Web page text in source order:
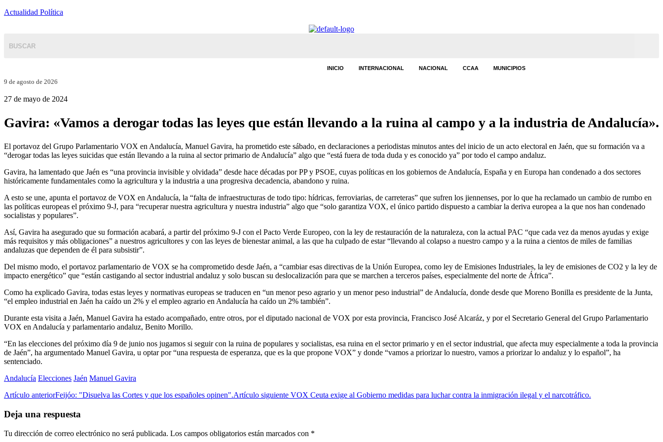
Actualidad Política
INICIO INTERNACIONAL NACIONAL CCAA MUNICIPIOS
9 de agosto de 2026
27 de mayo de 2024
Gavira: «Vamos a derogar todas las leyes que están llevando a la ruina al campo y a la industria de Andalucía».
El portavoz del Grupo Parlamentario VOX en Andalucía, Manuel Gavira, ha prometido este sábado, en declaraciones a periodistas minutos antes del inicio de un acto electoral en Jaén, que su formación va a
“derogar todas las leyes suicidas que están llevando a la ruina al sector primario de Andalucía” algo que “está fuera de toda duda y es conocido ya” por todo el campo andaluz.
Gavira, ha lamentado que Jaén es “una provincia invisible y olvidada” desde hace décadas por PP y PSOE, cuyas políticas en los gobiernos de Andalucía, España y en Europa han condenado a dos sectores
históricamente fundamentales como la agricultura y la industria a una progresiva decadencia, abandono y ruina.
A esto se une, apunta el portavoz de VOX en Andalucía, la “falta de infraestructuras de todo tipo: hídricas, ferroviarias, de carreteras” que sufren los jiennenses, por lo que ha reclamado un cambio de rumbo en
las políticas europeas el próximo 9-J, para “recuperar nuestra agricultura y nuestra industria” algo que “solo garantiza VOX, el único partido dispuesto a cambiar la deriva europea a la que nos han condenado
socialistas y populares”.
Así, Gavira ha asegurado que su formación acabará, a partir del próximo 9-J con el Pacto Verde Europeo, con la ley de restauración de la naturaleza, con la actual PAC “que cada vez da menos ayudas y exige
más requisitos y más obligaciones” a nuestros agricultores y con las leyes de bienestar animal, a las que ha culpado de estar “llevando al colapso a nuestro campo y a la ruina a cientos de miles de familias
andaluzas que dependen de él para subsistir”.
Del mismo modo, el portavoz parlamentario de VOX se ha comprometido desde Jaén, a “cambiar esas directivas de la Unión Europea, como ley de Emisiones Industriales, la ley de emisiones de CO2 y la ley de
impacto energético” que “están castigando al sector industrial andaluz y solo buscan su deslocalización para que se marchen a terceros países, especialmente del norte de África”.
Como ha explicado Gavira, todas estas leyes y normativas europeas se traducen en “un menor peso agrario y un menor peso industrial” de Andalucía, donde desde que Moreno Bonilla es presidente de la Junta,
“el empleo industrial en Jaén ha caído un 2% y el empleo agrario en Andalucía ha caído un 2% también”.
Durante esta visita a Jaén, Manuel Gavira ha estado acompañado, entre otros, por el diputado nacional de VOX por esta provincia, Francisco José Alcaráz, y por el Secretario General del Grupo Parlamentario
VOX en Andalucía y parlamentario andaluz, Benito Morillo.
“En las elecciones del próximo día 9 de junio nos jugamos si seguir con la ruina de populares y socialistas, esa ruina en el sector primario y en el sector industrial, que afecta muy especialmente a toda la provincia
de Jaén”, ha argumentado Manuel Gavira, u optar por “una respuesta de esperanza, que es la que propone VOX” y donde “vamos a priorizar lo nuestro, vamos a priorizar lo andaluz y lo español”, ha
sentenciado.
Andalucía Elecciones Jaén Manuel Gavira
Artículo anteriorFeijóo: "Disuelva las Cortes y que los españoles opinen".Artículo siguiente VOX Ceuta exige al Gobierno medidas para luchar contra la inmigración ilegal y el narcotráfico.
Deja una respuesta
Tu dirección de correo electrónico no será publicada. Los campos obligatorios están marcados con *